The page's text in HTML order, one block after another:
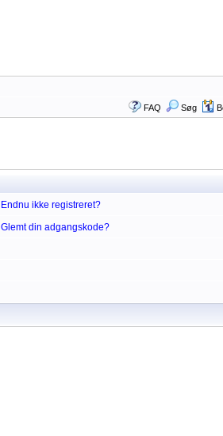
FAQ Søg
Endnu ikke registreret?
Glemt din adgangskode?